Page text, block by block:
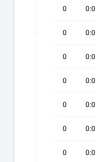
0:0
0
0:0
0
0:0
0
0:0
0
0:0
0
0:0
0
0:0
0